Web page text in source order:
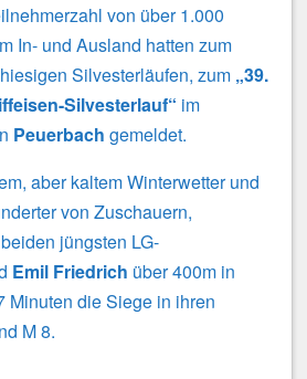
von über 1.000
In- und Ausland hatten zum
Silvesterläufen, zum „39.
Silvesterlauf“ im
Peuerbach gemeldet.
aber kaltem Winterwetter und
von Zuschauern,
jüngsten LG-
Emil Friedrich über 400m in
Minuten die Siege in ihren
M 8.